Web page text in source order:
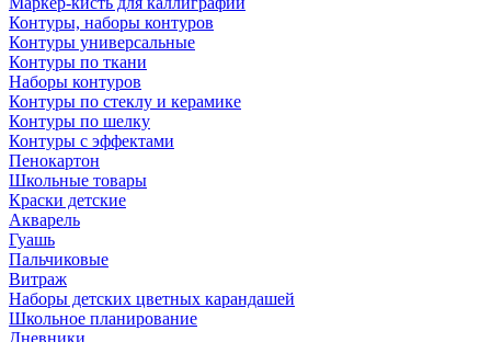
Контуры, наборы контуров
Контуры универсальные
Контуры по ткани
Наборы контуров
Контуры по стеклу и керамике
Контуры по шелку
Контуры с эффектами
Пенокартон
Школьные товары
Краски детские
Акварель
Гуашь
Пальчиковые
Витраж
Наборы детских цветных карандашей
Школьное планирование
Дневники